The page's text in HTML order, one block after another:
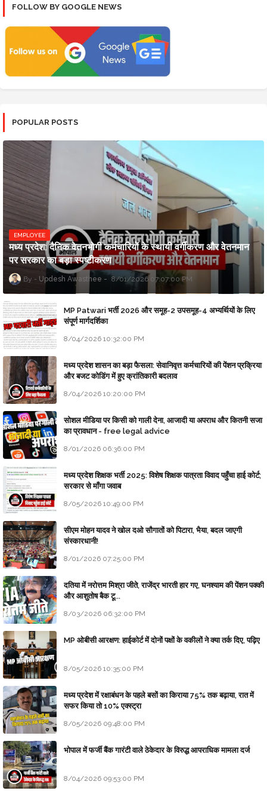
FOLLOW BY GOOGLE NEWS
POPULAR POSTS
EMPLOYEE
मध्य प्रदेश: दैनिक वेतनभोगी कर्मचारियों के स्थायी वर्गीकरण और वेतनमान
पर सरकार का बड़ा स्पष्टीकरण
Updesh Awasthee 8/01/2026 07:07:00 PM
MP Patwari भर्ती 2026 और समूह-2 उपसमूह-4 अभ्यर्थियों के लिए
संपूर्ण मार्गदर्शिका
8/04/2026 10:32:00 PM
मध्य प्रदेश शासन का बड़ा फैसला: सेवानिवृत्त कर्मचारियों की पेंशन प्रक्रिया
और बजट कोडिंग में हुए क्रांतिकारी बदलाव
8/04/2026 10:20:00 PM
सोशल मीडिया पर किसी को गाली देना, आजादी या अपराध और कितनी सजा
का प्रावधान - free legal advice
8/01/2026 06:36:00 PM
मध्य प्रदेश शिक्षक भर्ती 2025: विशेष शिक्षक पात्रता विवाद पहुँचा हाई कोर्ट;
सरकार से माँगा जवाब
8/05/2026 10:49:00 PM
सीएम मोहन यादव ने खोल दओ सौगातों को पिटारा, भैया, बदल जाएगी
संस्कारधानी!
8/01/2026 07:25:00 PM
दतिया में नरोत्तम मिश्रा जीते, राजेंद्र भारती हार गए, घनश्याम की पेंशन पक्की
और आशुतोष बैक टू...
8/03/2026 06:32:00 PM
MP ओबीसी आरक्षण: हाईकोर्ट में दोनों पक्षों के वकीलों ने क्या तर्क दिए, पढ़िए
8/05/2026 10:35:00 PM
मध्य प्रदेश में रक्षाबंधन के पहले बसों का किराया 75% तक बढ़ाया, रात में
सफर किया तो 10% एक्स्ट्रा
8/05/2026 09:48:00 PM
भोपाल में फर्जी बैंक गारंटी वाले ठेकेदार के विरुद्ध आपराधिक मामला दर्ज
8/04/2026 09:53:00 PM